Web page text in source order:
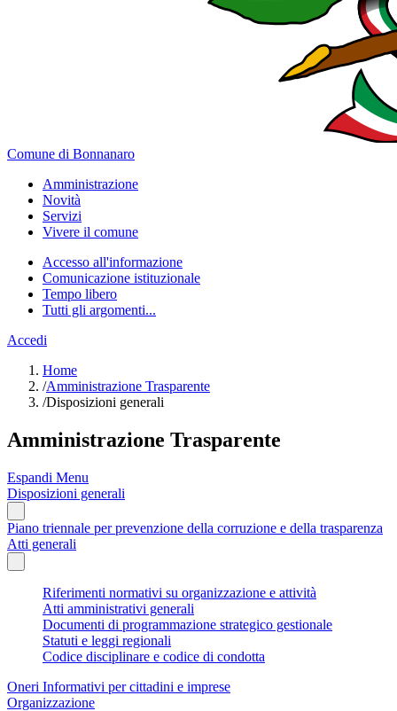
Comune di Bonnanaro
Amministrazione
Novità
Servizi
Vivere il comune
Accesso all'informazione
Comunicazione istituzionale
Tempo libero
Tutti gli argomenti...
Accedi
Home
/Amministrazione Trasparente
/Disposizioni generali
Amministrazione Trasparente
Espandi Menu
Disposizioni generali
Piano triennale per prevenzione della corruzione e della trasparenza
Atti generali
Riferimenti normativi su organizzazione e attività
Atti amministrativi generali
Documenti di programmazione strategico gestionale
Statuti e leggi regionali
Codice disciplinare e codice di condotta
Oneri Informativi per cittadini e imprese
Organizzazione